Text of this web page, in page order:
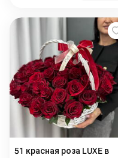
51 красная роза LUXE в